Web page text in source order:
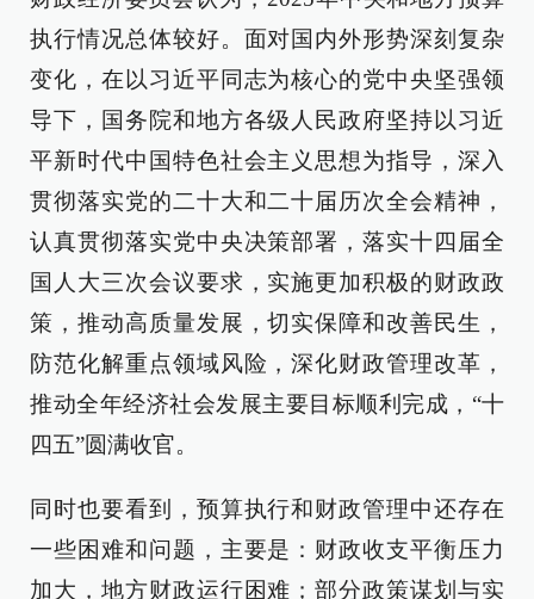
执行情况总体较好。面对国内外形势深刻复杂
变化，在以习近平同志为核心的党中央坚强领
导下，国务院和地方各级人民政府坚持以习近
平新时代中国特色社会主义思想为指导，深入
贯彻落实党的二十大和二十届历次全会精神，
认真贯彻落实党中央决策部署，落实十四届全
国人大三次会议要求，实施更加积极的财政政
策，推动高质量发展，切实保障和改善民生，
防范化解重点领域风险，深化财政管理改革，
推动全年经济社会发展主要目标顺利完成，“十
四五”圆满收官。
同时也要看到，预算执行和财政管理中还存在
一些困难和问题，主要是：财政收支平衡压力
加大，地方财政运行困难；部分政策谋划与实